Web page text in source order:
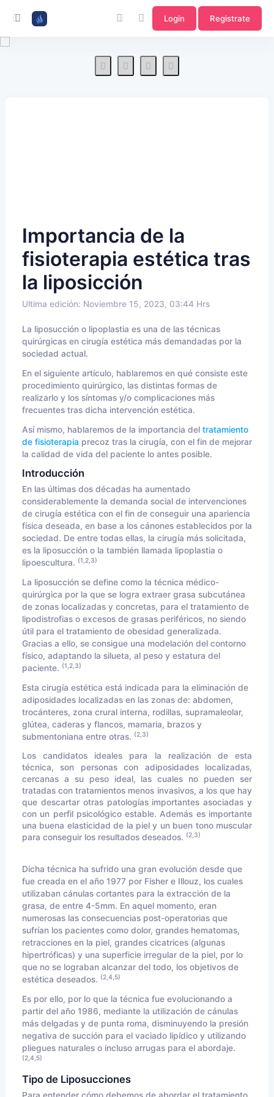
Login Registrate
Importancia de la
fisioterapia estética tras
la liposicción
Ultima edición: Noviembre 15, 2023, 03:44 Hrs
La liposucción o lipoplastia es una de las técnicas
quirúrgicas en cirugía estética más demandadas por la
sociedad actual.
En el siguiente artículo, hablaremos en qué consiste este
procedimiento quirúrgico, las distintas formas de
realizarlo y los síntomas y/o complicaciones más
frecuentes tras dicha intervención estética.
Así mismo, hablaremos de la importancia del tratamiento
de fisioterapia precoz tras la cirugía, con el fin de mejorar
la calidad de vida del paciente lo antes posible.
Introducción
En las últimas dos décadas ha aumentado
considerablemente la demanda social de intervenciones
de cirugía estética con el fin de conseguir una apariencia
física deseada, en base a los cánones establecidos por la
sociedad. De entre todas ellas, la cirugía más solicitada,
es la liposucción o la también llamada lipoplastia o
lipoescultura. (1,2,3)
La liposucción se define como la técnica médico-
quirúrgica por la que se logra extraer grasa subcutánea
de zonas localizadas y concretas, para el tratamiento de
lipodistrofias o excesos de grasas periféricos, no siendo
útil para el tratamiento de obesidad generalizada.
Gracias a ello, se consigue una modelación del contorno
físico, adaptando la silueta, al peso y estatura del
paciente. (1,2,3)
Esta cirugía estética está indicada para la eliminación de
adiposidades localizadas en las zonas de: abdomen,
trocánteres, zona crural interna, rodillas, supramaleolar,
glútea, caderas y flancos, mamaria, brazos y
submentoniana entre otras. (2,3)
Los candidatos ideales para la realización de esta
técnica, son personas con adiposidades localizadas,
cercanas a su peso ideal, las cuales no pueden ser
tratadas con tratamientos menos invasivos, a los que hay
que descartar otras patologías importantes asociadas y
con un perfil psicológico estable. Además es importante
una buena elasticidad de la piel y un buen tono muscular
para conseguir los resultados deseados. (2,3)
Dicha técnica ha sufrido una gran evolución desde que
fue creada en el año 1977 por Fisher e Illouz, los cuales
utilizaban cánulas cortantes para la extracción de la
grasa, de entre 4-5mm. En aquel momento, eran
numerosas las consecuencias post-operatorias que
sufrían los pacientes como dolor, grandes hematomas,
retracciones en la piel, grandes cicatrices (algunas
hipertróficas) y una superficie irregular de la piel, por lo
que no se lograban alcanzar del todo, los objetivos de
estética deseados. (2,4,5)
Es por ello, por lo que la técnica fue evolucionando a
partir del año 1986, mediante la utilización de cánulas
más delgadas y de punta roma, disminuyendo la presión
negativa de succión para el vaciado lipídico y utilizando
pliegues naturales o incluso arrugas para el abordaje.
(2,4,5)
Tipo de Liposucciones